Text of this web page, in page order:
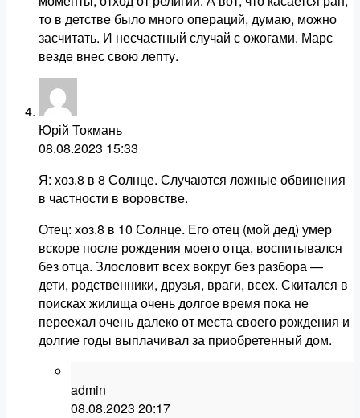
то в детстве было много операций, думаю, можно
засчитать. И несчастный случай с ожогами. Марс
везде внес свою лепту.
Юрій Токмань
08.08.2023 15:33
Я: хоз.8 в 8 Солнце. Случаются ложные обвинения
в частности в воровстве.
Отец: хоз.8 в 10 Солнце. Его отец (мой дед) умер
вскоре после рождения моего отца, воспитывался
без отца. Злословит всех вокруг без разбора —
дети, родственники, друзья, враги, всех. Скитался в
поисках жилища очень долгое время пока не
переехал очень далеко от места своего рождения и
долгие годы выплачивал за приобретенный дом.
admin
08.08.2023 20:17